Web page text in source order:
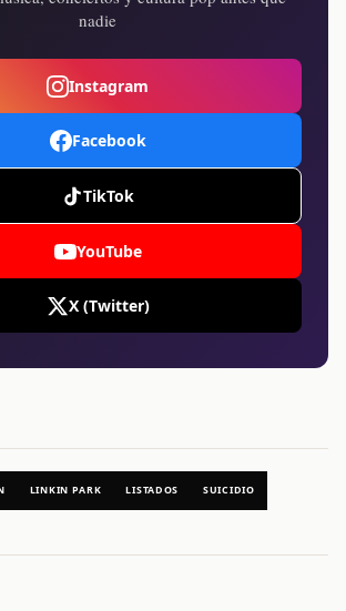
nadie
Instagram
Facebook
TikTok
YouTube
X (Twitter)
LINKIN PARK LISTADOS SUICIDIO